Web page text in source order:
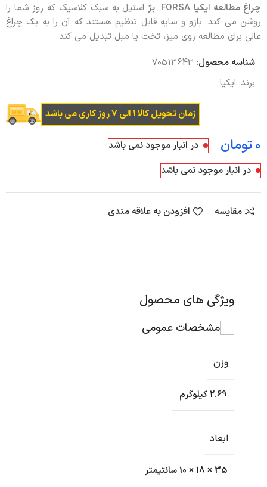
چراغ مطالعه ایکیا FORSA بژاستیل به سبک کلاسیک که روز شما را
روشن می کند. بازو و سایه قابل تنظیم هستند که آن را به یک چراغ
عالی برای مطالعه روی میز، تخت یا مبل تبدیل می کند.
شناسه محصول: 70513643
برند: ایکیا
زمان تحویل کالا 1 الی 7 روز کاری می باشد
تومان
در انبار موجود نمی باشد
در انبار موجود نمی باشد
مقایسه افزودن به علاقه مندی
ویژگی های محصول
مشخصات عمومی
وزن
2.69 کیلوگرم
ابعاد
35 × 18 × 10 سانتیمتر